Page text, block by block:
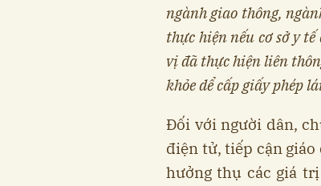
ngành giao thông,
thực hiện nếu cơ sở y
vị đã thực hiện liên
khỏe dể cấp giấy phép
Đối với người dân,
điện tử, tiếp cận giáo
hưởng thụ các giá